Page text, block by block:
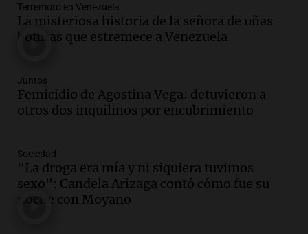
Episodios
Audio.Detienen a pareja en Alderete por
venta de medicamentos controlados
Panorama Federal
Episodios
Audio.El alzobispo García Cueva llama a
económicos y sociales
Panorama Federal
Episodios
Audio. La inflación en Buenos Aires
Terremoto en Venezuela
La misteriosa historia de la señora de uñas
bonitas que estremece a Venezuela
Juntos
Femicidio de Agostina Vega: detuvieron a
otros dos inquilinos por encubrimiento
Sociedad
"La droga era mía y ni siquiera tuvimos
sexo": Candela Arizaga contó cómo fue su
noche con Moyano